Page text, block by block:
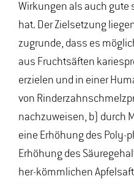
Wirkungen als auch gute
hat. Der Zielsetzung
zugrunde, dass es
aus Fruchtsäften
erzielen und in einer
von
nachzuweisen, b) durch
eine Erhöhung des Poly-
Erhöhung des
her-kömmlichen